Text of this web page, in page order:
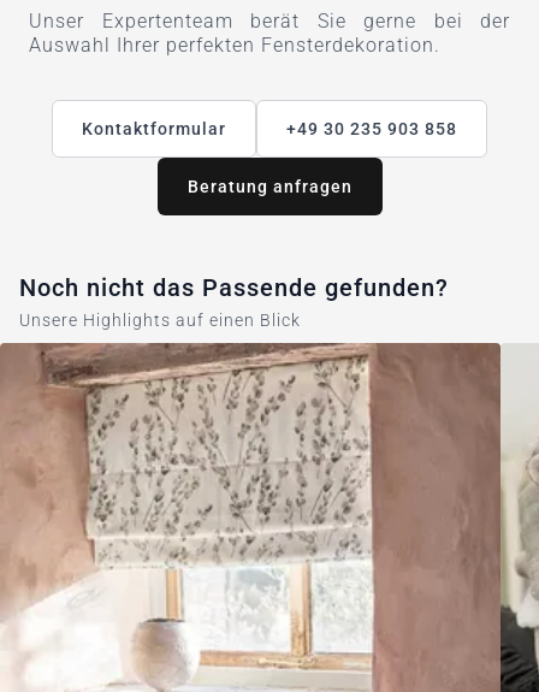
Unser Expertenteam berät Sie gerne bei der
Auswahl Ihrer perfekten Fensterdekoration.
Kontaktformular +49 30 235 903 858
Beratung anfragen
Noch nicht das Passende gefunden?
Unsere Highlights auf einen Blick